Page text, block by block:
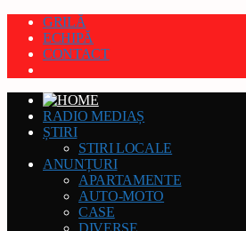
GRILĂ
ECHIPĂ
CONTACT
RADIO MEDIAȘ
ȘTIRI
STIRI LOCALE
ANUNȚURI
APARTAMENTE
AUTO-MOTO
CASE
DIVERSE